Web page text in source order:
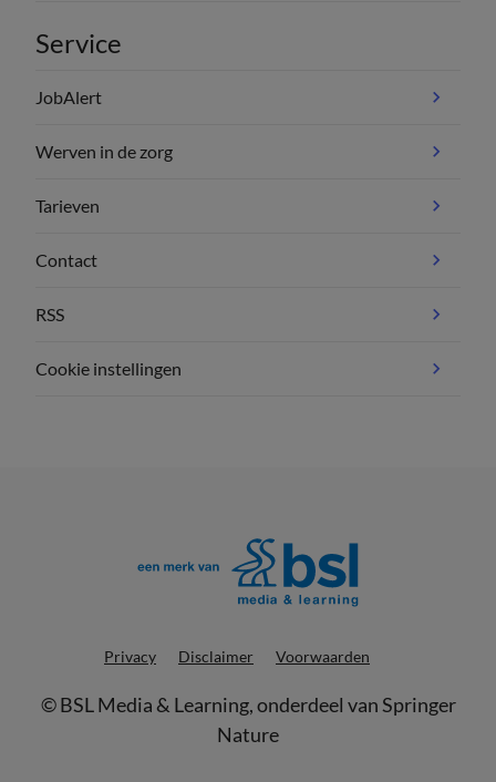
Service
JobAlert
Werven in de zorg
Tarieven
Contact
RSS
Cookie instellingen
Privacy Disclaimer Voorwaarden
©BSL Media & Learning, onderdeel vanSpringer
Nature